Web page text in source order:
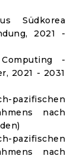
Südkorea
2021 -
-
2021 - 2031
nach
nach